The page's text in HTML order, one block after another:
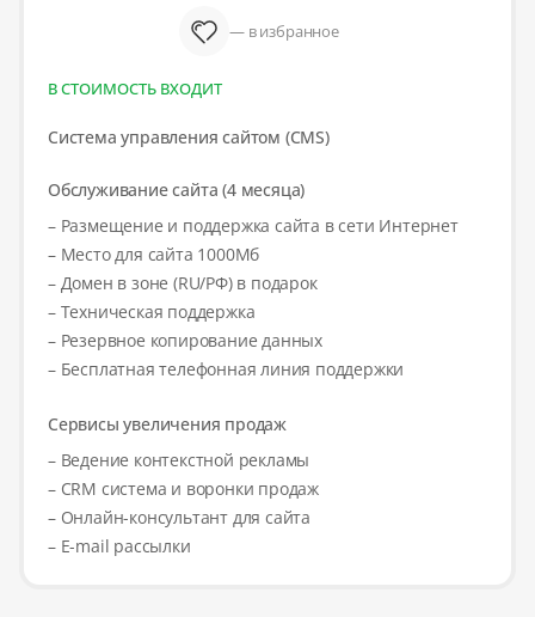
— в избранное
В СТОИМОСТЬ ВХОДИТ
Система управления сайтом (CMS)
Обслуживание сайта (4 месяца)
– Размещение и поддержка сайта в сети Интернет
– Место для сайта 1000Мб
– Домен в зоне (RU/РФ) в подарок
– Техническая поддержка
– Резервное копирование данных
– Бесплатная телефонная линия поддержки
Сервисы увеличения продаж
– Ведение контекстной рекламы
– CRM система и воронки продаж
– Онлайн-консультант для сайта
– E-mail рассылки